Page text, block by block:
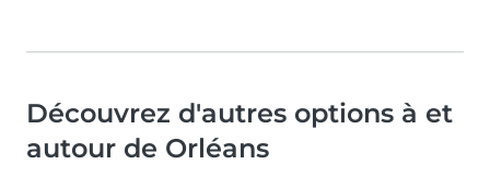
Découvrez d'autres options à et
autour de Orléans